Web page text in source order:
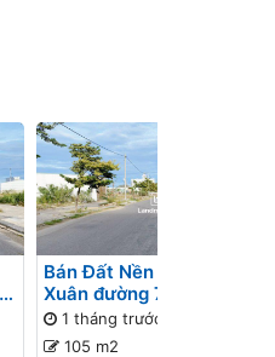
Bán Đất Nền Nam Hòa
Xuân đường 7.5m B2-77
lô 1x - Đường thông, Gần
đường Minh Mạng
1 tháng trước
105 m2